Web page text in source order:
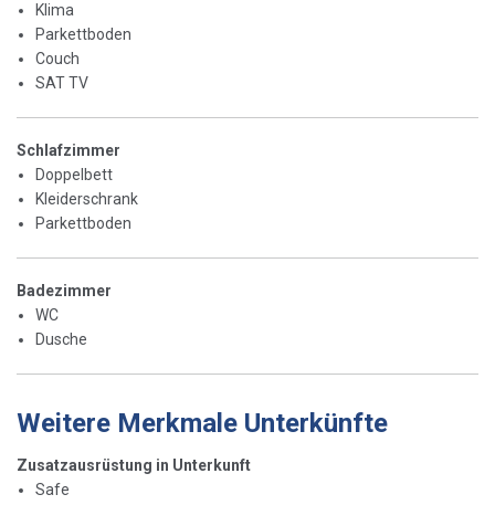
Klima
Parkettboden
Couch
SAT TV
Schlafzimmer
Doppelbett
Kleiderschrank
Parkettboden
Badezimmer
WC
Dusche
Weitere Merkmale Unterkünfte
Zusatzausrüstung in Unterkunft
Safe